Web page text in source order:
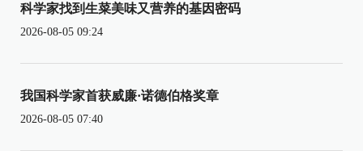
科学家找到生菜美味又营养的基因密码
2026-08-05 09:24
我国科学家首获威廉·诺德伯格奖章
2026-08-05 07:40